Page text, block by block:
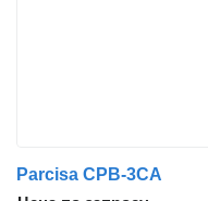
Parcisa CPB-3CA